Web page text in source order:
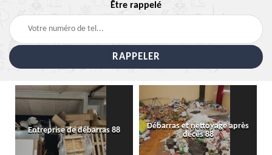
Être rappelé
Entreprise de débarras 88
Débarras et nettoyage après
décès 88